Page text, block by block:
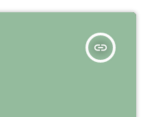
insert_link